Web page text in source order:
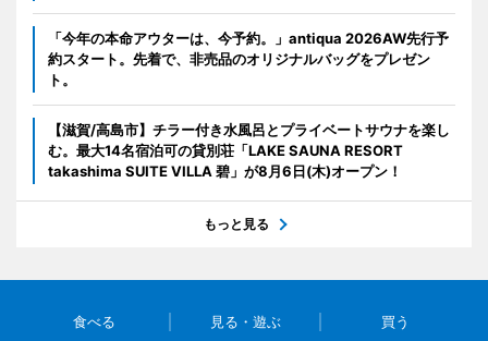
「今年の本命アウターは、今予約。」antiqua 2026AW先行予
約スタート。先着で、非売品のオリジナルバッグをプレゼン
ト。
【滋賀/高島市】チラー付き水風呂とプライベートサウナを楽し
む。最大14名宿泊可の貸別荘「LAKE SAUNA RESORT
takashima SUITE VILLA 碧」が8月6日(木)オープン！
もっと見る
食べる 見る・遊ぶ 買う